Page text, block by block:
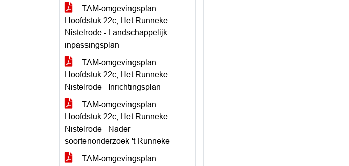
TAM-omgevingsplan
Hoofdstuk 22c, Het Runneke
Nistelrode - Landschappelijk
inpassingsplan
TAM-omgevingsplan
Hoofdstuk 22c, Het Runneke
Nistelrode - Inrichtingsplan
TAM-omgevingsplan
Hoofdstuk 22c, Het Runneke
Nistelrode - Nader
soortenonderzoek 't Runneke
TAM-omgevingsplan